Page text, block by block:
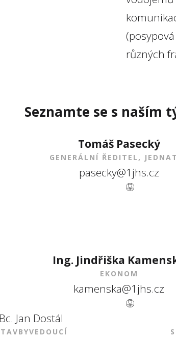
různých
Seznamte se s naším
Tomáš Pasecký
GENERÁLNÍ ŘEDITEL,
pasecky@1jhs.cz
Ing. Jindřiška
EKONOM
kamenska@1jhs.cz
Bc. Jan Dostál